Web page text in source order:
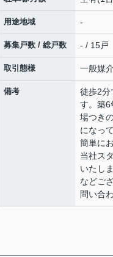
用途地域 -
募集戸数 / 総戸数 - / 15戸
取引態様 一般媒介
備考
徒歩2分
す。築6
場つき
になっ
簡単に
当社ス
いたし
などご
問い合